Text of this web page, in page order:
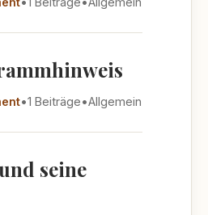
•1 Beiträge•Allgemein
seine